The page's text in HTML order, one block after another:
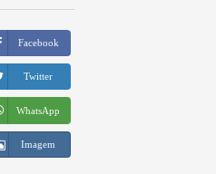
Facebook
Twitter
WhatsApp
Imagem